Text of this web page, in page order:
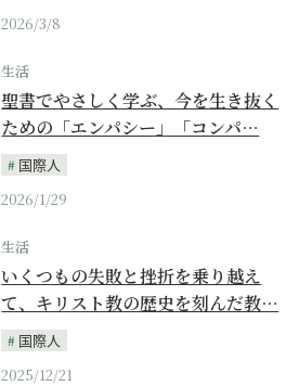
2026/3/8
生活
聖書でやさしく学ぶ、今を生き抜く
ための「エンパシー」「コンパ…
国際人
2026/1/29
生活
いくつもの失敗と挫折を乗り越え
て、キリスト教の歴史を刻んだ教…
国際人
2025/12/21